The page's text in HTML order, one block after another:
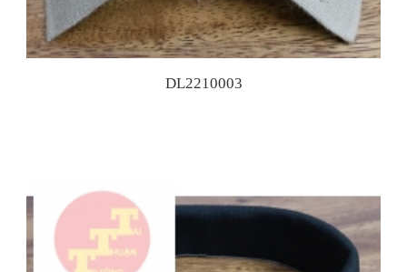
DL2210003